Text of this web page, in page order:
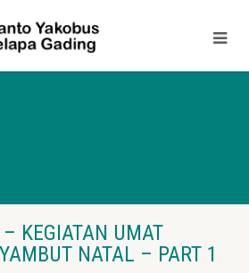
KEGIATAN UMAT
NATAL – PART 1